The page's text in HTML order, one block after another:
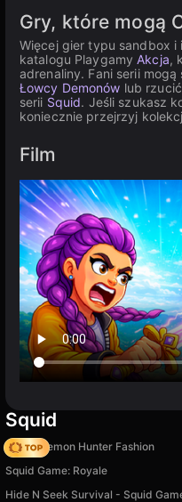
Gry, które mogą
Więcej gier typu sandbox
katalogu PlaygamyAkcja,
adrenaliny. Fani serii
Łowcy Demonów lub
serii Squid. Jeśli szukasz
koniecznie przejrzyj
Film
Squid
K-Pop Demon Hunter Fashion
Squid Game: Royale